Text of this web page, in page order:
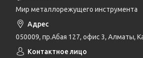
Мир металлорежущего инструмента
050009, пр.Абая 127, офис 3, Алматы,